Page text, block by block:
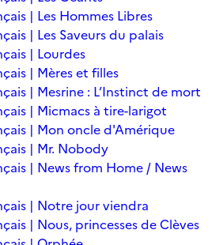
| Les Hommes Libres
| Les Saveurs du palais
| Lourdes
| Mères et filles
| Mesrine : L’Instinct de mort
| Micmacs à tire-larigot
| Mon oncle d'Amérique
| Mr. Nobody
| News from Home / News
| Notre jour viendra
| Nous, princesses de Clèves